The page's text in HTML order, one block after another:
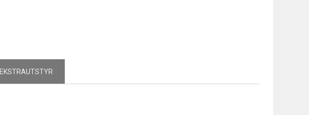
EKSTRAUTSTYR